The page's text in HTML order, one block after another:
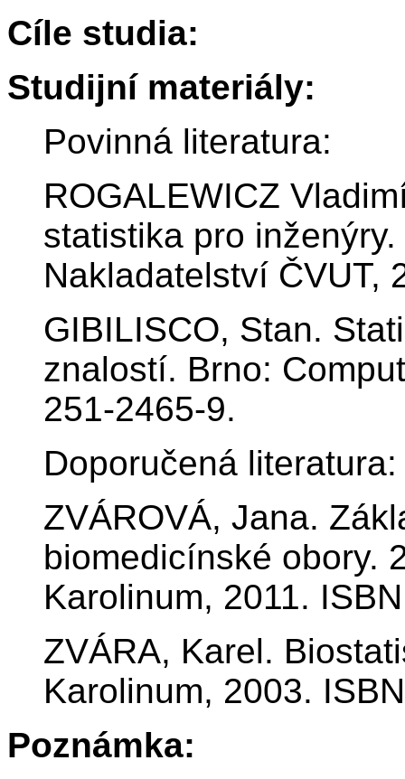
Cíle studia:
Studijní materiály:
Povinná literatura:
ROGALEWICZ
statistika pro
Nakladatelství ČVUT,
GIBILISCO, Stan.
znalostí. Brno:
251-2465-9.
Doporučená literatura:
ZVÁROVÁ, Jana.
biomedicínské obory.
Karolinum, 2011.
ZVÁRA, Karel.
Karolinum, 2003.
Poznámka: